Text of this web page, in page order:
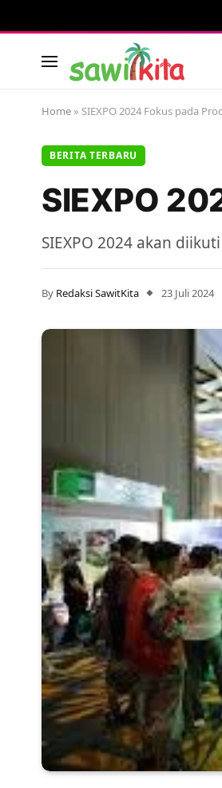
Home » SIEXPO 2024 Fokus pada
BERITA TERBARU
SIEXPO
SIEXPO 2024 akan
By Redaksi SawitKita 23 Juli 2024